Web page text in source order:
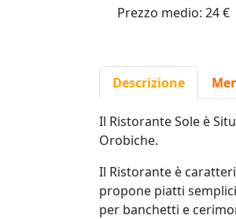
Prezzo medio: 24 €
Descrizione
Il Ristorante Sole è
Orobiche.
Il Ristorante è
propone piatti
per banchetti e